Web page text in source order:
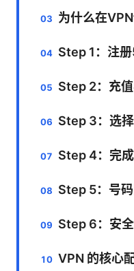
为什么在
Step 1：注
Step 2：充
Step 3：选
Step 4：完
Step 5：号
Step 6：安
VPN 的核心